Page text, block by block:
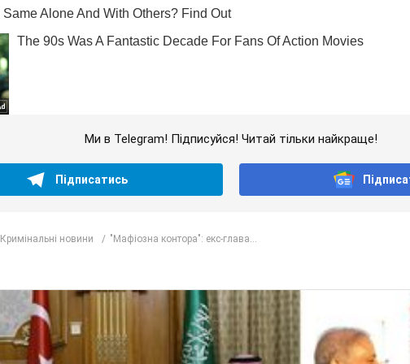
Ми в Telegram! Підписуйся! Читай тільки найкраще!
Підписатись
Кримінальні новини "Мафіозна контора": екс-глава...